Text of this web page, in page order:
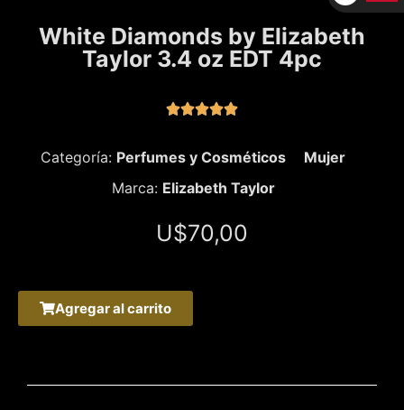
White Diamonds by Elizabeth
Taylor 3.4 oz EDT 4pc

Categoría: Perfumes y Cosméticos
Mujer
Marca: Elizabeth Taylor
U$70,00
Agregar al carrito
$